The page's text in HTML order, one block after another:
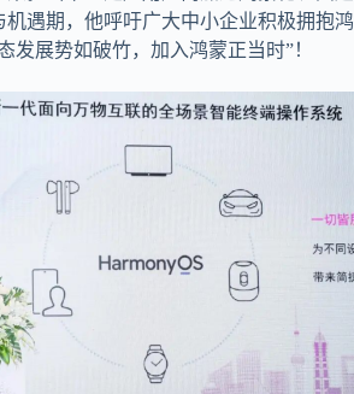
遇期，他呼吁广大中小企业积极拥抱鸿
发展势如破竹，加入鸿蒙正当时”！